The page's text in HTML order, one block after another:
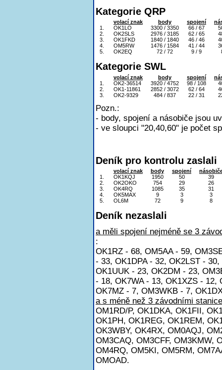
Kategorie QRP
volací znak body spojení
1.
OK1LO 3300 / 3350 66 / 67
2.
OK2SLS 2976 / 3185 62 / 65
3.
OK1FKD 1840 / 1840 46 / 46
4.
OM5RW 1476 / 1584 41 / 44
5.
OK2EQ 72 / 72 9 / 9
Kategorie SWL
volací znak body spojení
1.
OK2-36514 3920 / 4752 98 / 108
2.
OK1-11861 2852 / 3072 62 / 64
3.
OK2-9329 484 / 837 22 / 31
Pozn.:
- body, spojení a násobiče jsou
- ve sloupci "20,40,60" je počet
Deník pro kontrolu zaslali
volací znak body spojení
1.
OK1KQJ 1950 50
39
2.
OK2OKO 754 29
26
3.
OK4RQ 1085 35
31
4.
OK5MAX 9 3
3
5.
OL6M 72 9 8
Deník nezaslali
a měli spojení nejméně se 3
:
OK1RZ - 68, OM5AA - 59,
- 33, OK1DPA - 32, OK2LST -
OK1UUK - 23, OK2DM - 23,
- 18, OK7WA - 13, OK1XZS - 12,
OK7MZ - 7, OM3WKB - 7,
a s méně než 3 závodními
OM1RD/P, OK1DKA, OK1FII,
OK1PH, OK1REG, OK1REM,
OK3WBY, OK4RX, OM0AQJ,
OM3CAQ, OM3CFF, OM3KMW,
OM4RQ, OM5KI, OM5RM,
OMOAD.